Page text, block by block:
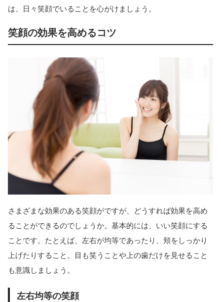
は、日々笑顔でいることを心がけましょう。
笑顔の効果を高めるコツ
さまざまな効果のある笑顔がですが、どうすれば効果を高め
ることができるのでしょうか。基本的には、いい笑顔にする
ことです。たとえば、左右が均等であったり、頬をしっかり
上げたりすること。目も笑うことや上の歯だけを見せること
も意識しましょう。
左右均等の笑顔